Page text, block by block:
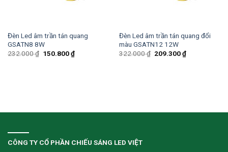
Đèn Led âm trần tán quang
GSATN8 8W
232.000₫ 150.800₫
Đèn Led âm trần tán quang đổi
màu GSATN12 12W
322.000₫ 209.300₫
CÔNG TY CỔ PHẦN CHIẾU SÁNG LED VIỆT